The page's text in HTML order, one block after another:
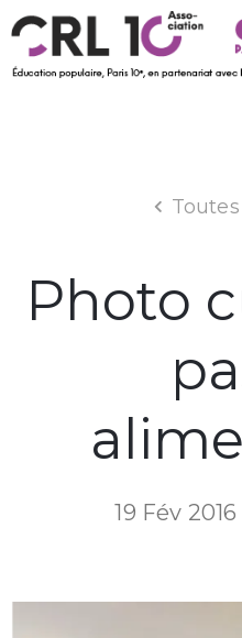
Photo
19 Fév 2016